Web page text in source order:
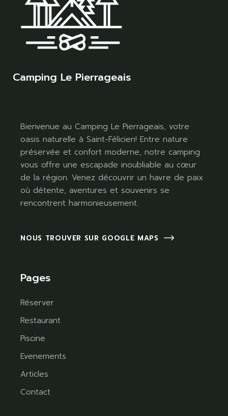
Camping Le Pierrageais
Bienvenue au Camping Le Pierrageais, votre
oasis naturelle à Saint-Félicien! Entre nature
préservée et confort moderne, notre camping
vous offre une escapade inoubliable au cœur
de la région. Venez découvrir un havre de paix
où détente, aventures et souvenirs se
rencontrent harmonieusement.
NOUS TROUVER SUR GOOGLE MAPS
Pages
Réserver
Restaurant
Piscine
Evenements
Articles
Contact